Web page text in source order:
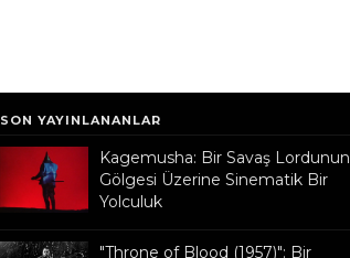
SON YAYINLANANLAR
Kagemusha: Bir Savaş Lordunun
Gölgesi Üzerine Sinematik Bir
Yolculuk
"Throne of Blood (1957)": Bir